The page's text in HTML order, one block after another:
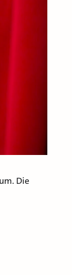
Die